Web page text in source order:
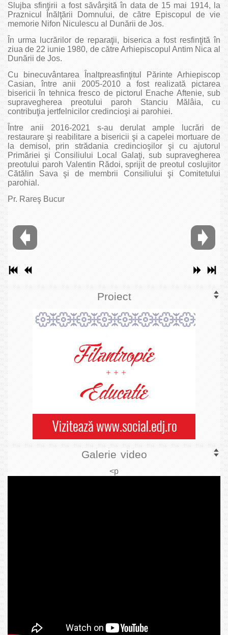
Slujba sfinţirii a fost săvârşită în data de 15 mai 1914, la
Praznicul Înălţării Domnului, de către Episcopul de vie
memorie Nifon Niculescu al Dunării de Jos.
În urma lucrărilor de reparaţii, biserica a fost resfinţită în
ziua de 22 iunie 1980, de către Arhiepiscopul Antim Nica al
Dunării de Jos.
Cu binecuvântarea Înaltpreasfinţitul Părinte Arhiepiscop
Casian, între anii 2005-2010 a fost realizată pictarea
bisericii în tehnica fresco de pictorul Enache Aftenie, sub
supravegherea preotului paroh Stanciu Mălâia, cu
contribuţia jertfelnicilor credincioşi ai parohiei.
Între anii 2016-2021 s-au derulat ample lucrări de
restaurare şi reabilitare a bisericii şi a capelei mortuare de
la demisol, prin strădania credincioşilor şi cu ajutorul
Primăriei şi Consiliului Local Galaţi, sub supravegherea
preotului paroh Valentin Rădoi, sprijit de preotul coslujitor
Cătălin Sava şi de membrii Consiliului şi Comitetului
parohial.
Pr. Rareş Bucur
Proiect
Galerie video
<p